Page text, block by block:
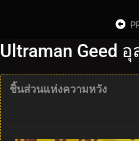
Ultraman Geed
ชิ้นส่วนแห่งความหวัง